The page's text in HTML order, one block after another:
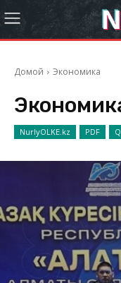
Домой Экономика
NurlyOLKE.kz PDF